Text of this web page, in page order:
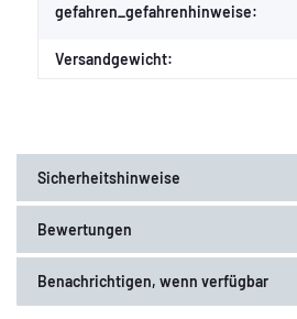
gefahren_gefahrenhinweise:
Versandgewicht:
Sicherheitshinweise
Bewertungen
Benachrichtigen, wenn verfügbar